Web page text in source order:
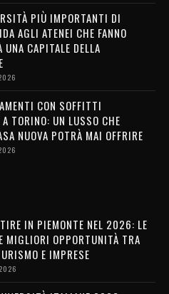
PIÙ IMPORTANTI DI
AGLI ATENEI CHE FANNO
UNA CAPITALE DELLA
CON SOFFITTI
TORINO: UN LUSSO CHE
NUOVA POTRÀ MAI OFFRIRE
IN PIEMONTE NEL 2026: LE
MIGLIORI OPPORTUNITÀ TRA
E IMPRESE